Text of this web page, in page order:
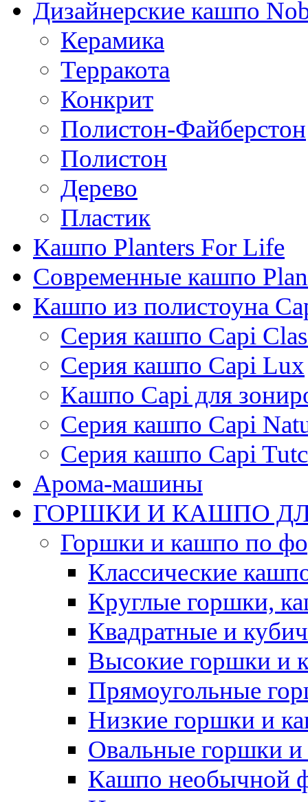
Дизайнерские кашпо
Керамика
Терракота
Конкрит
Полистон-Файберстон
Полистон
Дерево
Пластик
Кашпо Planters For Life
Современные кашпо
Кашпо из полистоуна
Серия кашпо Capi
Серия кашпо Capi Lux
Кашпо Capi для
Серия кашпо Capi
Серия кашпо Capi
Арома-машины
ГОРШКИ И КАШПО
Горшки и кашпо по
Классические
Круглые горшки,
Квадратные и
Высокие горшки и
Прямоугольные
Низкие горшки и
Овальные горшки
Кашпо необычной